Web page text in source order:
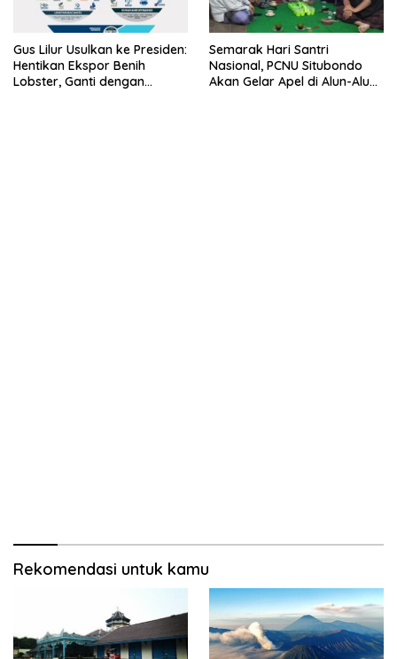
Gus Lilur Usulkan ke Presiden:
Hentikan Ekspor Benih
Lobster, Ganti dengan
Semarak Hari Santri
Nasional, PCNU Situbondo
Akan Gelar Apel di Alun-Alun
Rekomendasi untuk kamu